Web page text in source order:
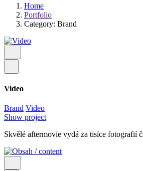
Home
Portfolio
Category: Brand
Video
Brand Video
Show project
Skvělé aftermovie vydá za tisíce fotografií